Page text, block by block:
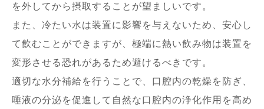
を外してから摂取することが望ましいです。
また、冷たい水は装置に影響を与えないため、安心し
て飲むことができますが、極端に熱い飲み物は装置を
変形させる恐れがあるため避けるべきです。
適切な水分補給を行うことで、口腔内の乾燥を防ぎ、
唾液の分泌を促進して自然な口腔内の浄化作用を高め